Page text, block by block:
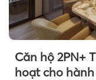
Căn hộ 2PN+
hoạt cho